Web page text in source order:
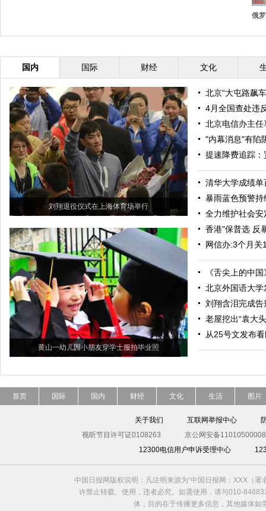
俄
国内 国际 财经 文化
刘翔退役仪式在上海体育场举行
黄山一幼儿园小朋友穿学士服拍毕业照
北京“大屯路飙
4月全国查处违
北京电信办主
"内幕消息"有陷
提速降费追踪
清华大学成绩
暴雨蓝色预警
全力维护社会
香港"保普选 反
网信办:3个月关
《舌尖上的中
北京外国语大
刘翔含泪完成
老屋挖出“袁大
从25号文发布
首页 国际 国内 财经 文化 生活 图片
关于我们 互联网举报中心
视听节目许可证0108263
京公网安备
12300电信用户申诉受理中心
中国日报网版权说明：凡注明来源为“中国日报网：XXX（
许禁止转载、使用，违者必究。如需使用，请与010-
体，目的在于传播更多信息，其他媒体